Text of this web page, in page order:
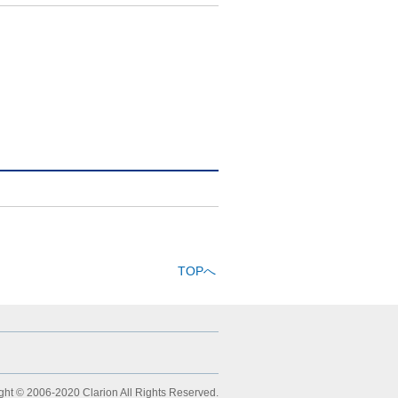
TOPへ
© 2006-2020 Clarion All Rights Reserved.